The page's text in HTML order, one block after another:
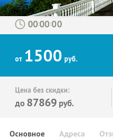
: :
от 1500 руб.
Цена без скидки:
до 87869 руб.
Основное Адреса